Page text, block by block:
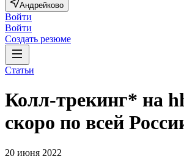
Андрейково
Войти
Войти
Создать резюме
Статьи
Колл-трекинг* на
скоро по всей
20 июня 2022